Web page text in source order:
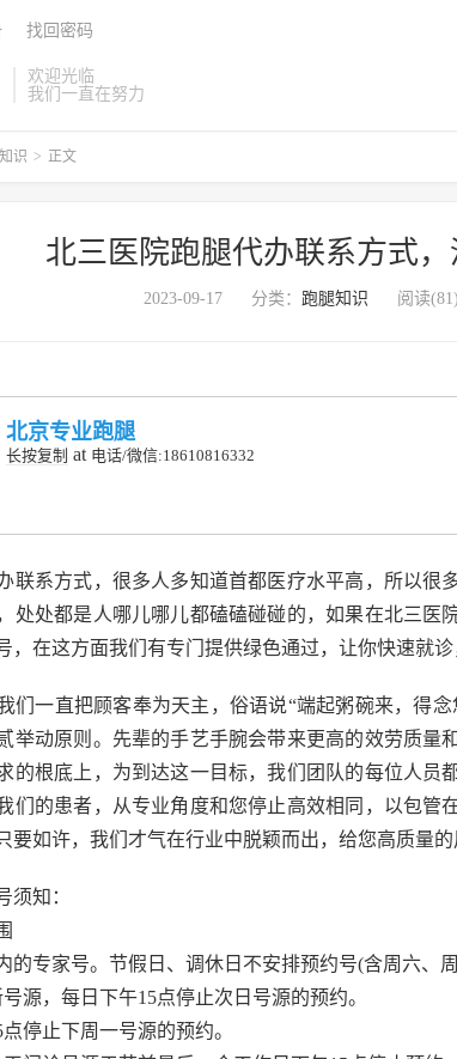
欢迎光临
我们一直在努力
找回密码
识 > 正文
北三医院跑腿代办联系方式
2023-09-17 分类： 跑腿知识 阅读(81)
北京专业跑腿
长按复制 at 电话/微信:18610816332
联系方式，很多人多知道首都医疗水平高，所以很
处处都是人哪儿哪儿都磕磕碰碰的，如果在北三医
，在这方面我们有专门提供绿色通过，让你快速就诊
们一直把顾客奉为天主，俗语说“端起粥碗来，得
举动原则。先辈的手艺手腕会带来更高的效劳质量
的根底上，为到达这一目标，我们团队的每位人员
们的患者，从专业角度和您停止高效相同，以包管
要如许，我们才气在行业中脱颖而出，给您高质量的
须知：
的专家号。节假日、调休日不安排预约号(含周六、周
源，每日下午15点停止次日号源的预约。
停止下周一号源的预约。